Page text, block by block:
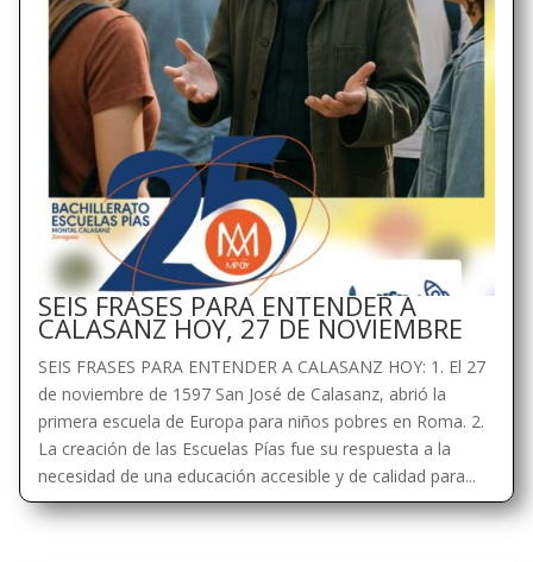
SEIS FRASES PARA ENTENDER A
CALASANZ HOY, 27 DE NOVIEMBRE
SEIS FRASES PARA ENTENDER A CALASANZ HOY: 1. El 27
de noviembre de 1597 San José de Calasanz, abrió la
primera escuela de Europa para niños pobres en Roma. 2.
La creación de las Escuelas Pías fue su respuesta a la
necesidad de una educación accesible y de calidad para...